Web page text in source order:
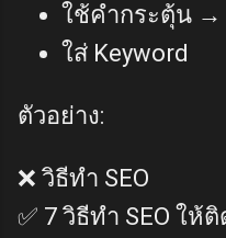
ใช้คำกระตุ้น → “
ใส่ Keyword
ตัวอย่าง:
❌ วิธีทำ SEO
✅ 7 วิธีทำ SEO ให้